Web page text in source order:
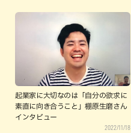
起業家に大切なのは「自分の欲求に
素直に向き合うこと」棚原生磨さん
インタビュー
2022/11/18